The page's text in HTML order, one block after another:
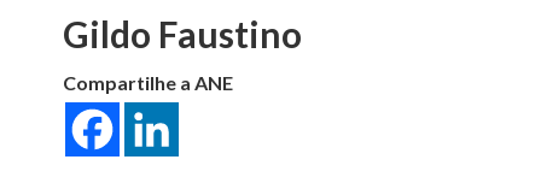
Gildo Faustino
Compartilhe a ANE